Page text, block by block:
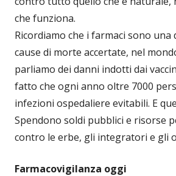
che funziona.
Ricordiamo che i farmaci sono una
cause di morte accertate, nel
parliamo dei danni indotti dai
fatto che ogni anno oltre 7000
infezioni ospedaliere evitabili. E
Spendono soldi pubblici e risorse
contro le erbe, gli integratori e gli
Farmacovigilanza oggi